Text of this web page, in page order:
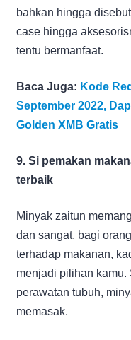
bahkan hingga
case hingga
tentu bermanfaat.
Baca Juga: Kode
September 2022,
Golden XMB Gratis
9. Si pemakan
terbaik
Minyak zaitun
dan sangat, bagi
terhadap makanan,
menjadi pilihan
perawatan tubuh,
memasak.